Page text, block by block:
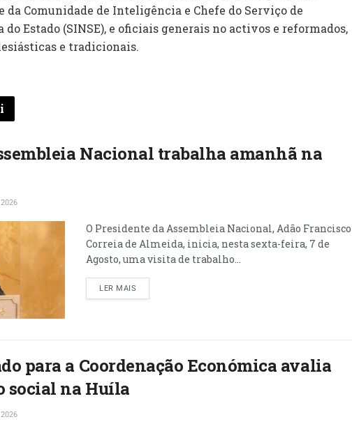
da Comunidade de Inteligência e Chefe do Serviço de
do Estado (SINSE), e oficiais generais no activos e reformados,
e tradicionais.
Nacional trabalha amanhã na
O Presidente da Assembleia Nacional, Adão Francisco
Correia de Almeida, inicia, nesta sexta-feira, 7 de
Agosto, uma visita de trabalho...
LER MAIS
para a Coordenação Económica avalia
social na Huíla